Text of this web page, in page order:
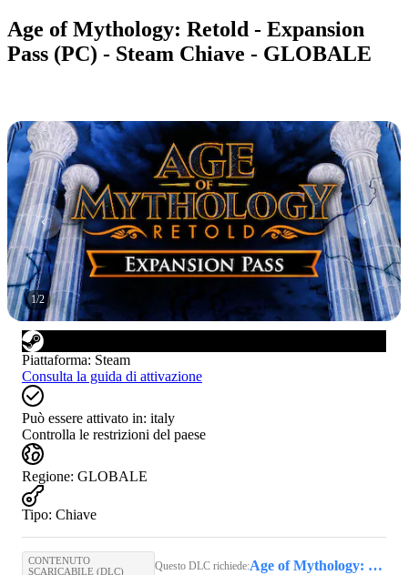
Age of Mythology: Retold - Expansion
Pass (PC) - Steam Chiave - GLOBALE
1/2
Piattaforma: Steam
Consulta la guida di attivazione
Può essere attivato in: italy
Controlla le restrizioni del paese
Regione: GLOBALE
Tipo: Chiave
CONTENUTO
SCARICABILE (DLC)
Questo DLC richiede: Age of Mythology: Retold (PC) - Steam Key - GLOBAL